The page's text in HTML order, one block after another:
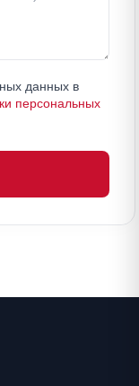
данных в
персональных